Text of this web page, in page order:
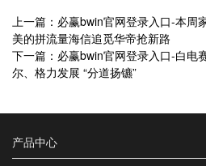
上一篇：必赢bwin官网登录入口-本周
美的拼流量海信追觅华帝抢新路
下一篇：必赢bwin官网登录入口-白电
尔、格力发展 “分道扬镳”
产品中心